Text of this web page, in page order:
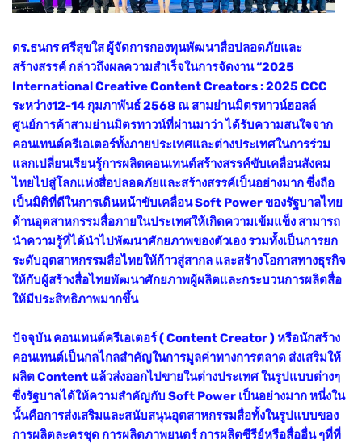
ดร.ธนกร ศรีสุขใส ผู้จัดการกองทุนพัฒนาสื่อปลอดภัยและ
สร้างสรรค์ กล่าวถึงผลความสำเร็จในการจัดงาน “2025
International Creative Content Creators : 2025 CCC
ระหว่าง12-14 กุมภาพันธ์ 2568 ณ สามย่านมิตรทาวน์ฮอลล์
ศูนย์การค้าสามย่านมิตรทาวน์ที่ผ่านมาว่า ได้รับความสนใจจาก
คอนเทนต์ครีเอเตอร์ทั้งภายประเทศและต่างประเทศในการร่วม
แลกเปลี่ยนเรียนรู้การผลิตคอนเทนต์สร้างสรรค์ขับเคลื่อนสังคม
ไทยไปสู่โลกแห่งสื่อปลอดภัยและสร้างสรรค์เป็นอย่างมาก ซึ่งถือ
เป็นมิติที่ดีในการเดินหน้าขับเคลื่อน Soft Power ของรัฐบาลไทย
ด้านอุตสาหกรรมสื่อภายในประเทศให้เกิดความเข้มแข็ง สามารถ
นำความรู้ที่ได้นำไปพัฒนาศักยภาพของตัวเอง รวมทั้งเป็นการยก
ระดับอุตสาหกรรมสื่อไทยให้ก้าวสู่สากล และสร้างโอกาสทางธุรกิจ
ให้กับผู้สร้างสื่อไทยพัฒนาศักยภาพผู้ผลิตและกระบวนการผลิตสื่อ
ให้มีประสิทธิภาพมากขึ้น
ปัจจุบัน คอนเทนต์ครีเอเตอร์ ( Content Creator ) หรือนักสร้าง
คอนเทนต์เป็นกลไกลสำคัญในการมูลค่าทางการตลาด ส่งเสริมให้
ผลิต Content แล้วส่งออกไปขายในต่างประเทศ ในรูปแบบต่างๆ
ซึ่งรัฐบาลได้ให้ความสำคัญกับ Soft Power เป็นอย่างมาก หนี่งใน
นั้นคือการส่งเสริมและสนับสนุนอุตสาหกรรมสื่อทั้งในรูปแบบของ
การผลิตละครชุด การผลิตภาพยนตร์ การผลิตซีรีย์หรือสื่ออื่น ๆที่ที่